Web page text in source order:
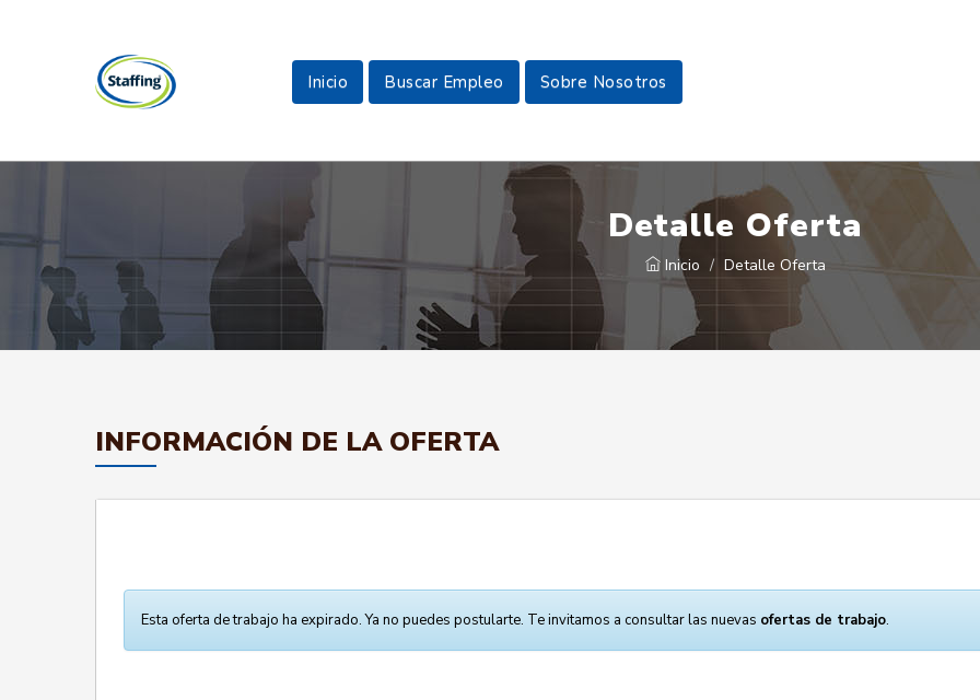
Inicio Buscar Empleo Sobre Nosotros
Detalle Oferta
Inicio Detalle Oferta
INFORMACIÓN DE LA OFERTA
Esta oferta de trabajo ha expirado. Ya no puedes postularte. Te invitamos a consultar las nuevas ofertas de trabajo.